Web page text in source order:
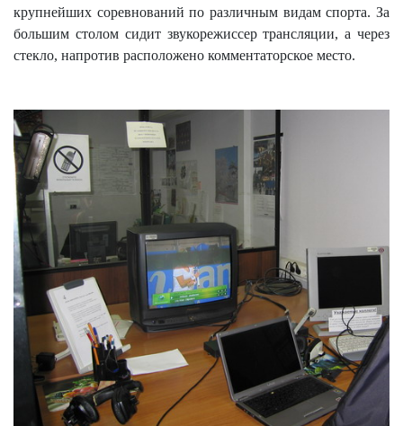
крупнейших соревнований по различным видам спорта. За
большим столом сидит звукорежиссер трансляции, а через
стекло, напротив расположено комментаторское место.